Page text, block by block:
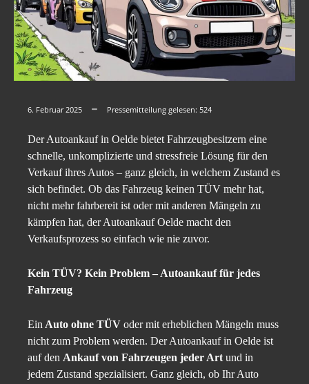
6. Februar 2025 Pressemitteilung gelesen: 524
Der Autoankauf in Oelde bietet Fahrzeugbesitzern eine
schnelle, unkomplizierte und stressfreie Lösung für den
Verkauf ihres Autos – ganz gleich, in welchem Zustand es
sich befindet. Ob das Fahrzeug keinen TÜV mehr hat,
nicht mehr fahrbereit ist oder mit anderen Mängeln zu
kämpfen hat, der Autoankauf Oelde macht den
Verkaufsprozess so einfach wie nie zuvor.
Kein TÜV? Kein Problem – Autoankauf für jedes
Fahrzeug
Ein Auto ohne TÜV oder mit erheblichen Mängeln muss
nicht zum Problem werden. Der Autoankauf in Oelde ist
auf den Ankauf von Fahrzeugen jeder Art und in
jedem Zustand spezialisiert. Ganz gleich, ob Ihr Auto